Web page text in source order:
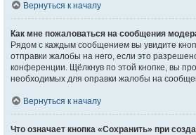
Вернуться к началу
Как мне пожаловаться на сообщения
Рядом с каждым сообщением вы увидите
отправки жалобы на него, если это
конференции. Щёлкнув по этой кнопке, вы
необходимых для оправки жалобы на
Вернуться к началу
Что означает кнопка «Сохранить» при